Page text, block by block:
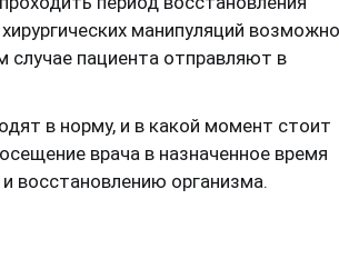
манипуляций возможно
пациента отправляют в
в норму, и в какой момент стоит
врача в назначенное время
восстановлению организма.